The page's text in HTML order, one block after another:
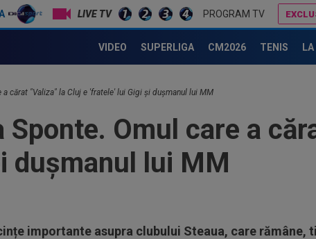
PROGRAM TV
VIDEO SUPERLIGA CM2026 TENIS
cărat "Valiza" la Cluj e 'fratele' lui Gigi și dușmanul lui MM
Omul care a
dușmanul lui MM
importante asupra clubului Steaua, care rămâne,